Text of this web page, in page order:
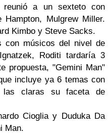
a un sexteto con
Hampton, Mulgrew Miller.
Kimbo y Steve Sacks.
con músicos del nivel de
, Roditi tardaría 3
propuesta, "Gemini Man"
incluye ya 6 temas con
las claras su faceta de
Cioglia y Duduka Da
Man.